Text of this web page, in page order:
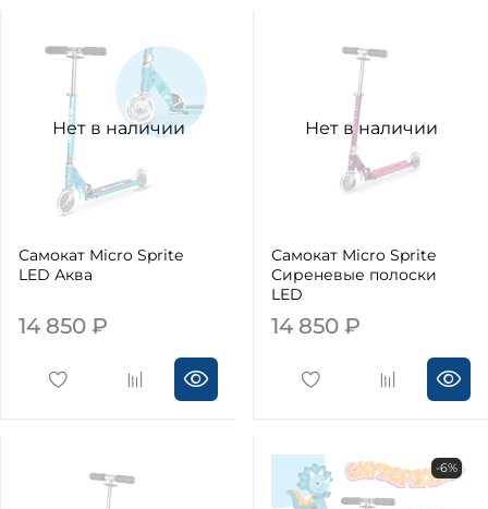
Нет в наличии
Самокат Micro Sprite
LED Аква
14 850 ₽
Нет в наличии
Самокат Micro Sprite
Сиреневые полоски
LED
14 850 ₽
-6%